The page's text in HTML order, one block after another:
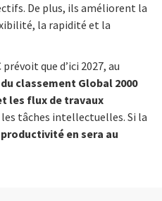
De plus, ils améliorent la
la rapidité et la
que d’ici 2027, au
classement Global 2000
les flux de travaux
tâches intellectuelles. Si la
en sera au